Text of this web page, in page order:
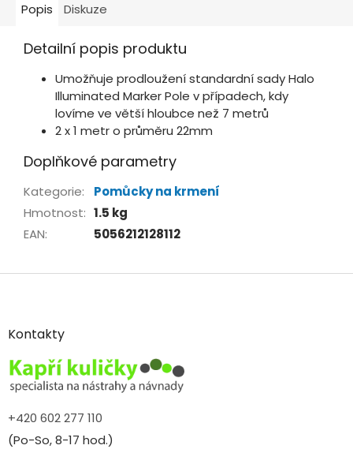
Popis Diskuze
Detailní popis produktu
Umožňuje prodloužení standardní sady Halo
Illuminated Marker Pole v případech, kdy
lovíme ve větší hloubce než 7 metrů
2 x 1 metr o průměru 22mm
Doplňkové parametry
Kategorie:
Pomůcky na krmení
Hmotnost: 1.5 kg
EAN: 5056212128112
Z
aKontakty
+420 602 277 110
(Po-So, 8-17 hod.)